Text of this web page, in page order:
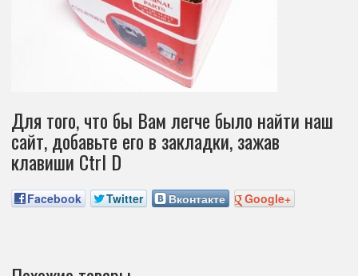
Для того, что бы Вам легче было найти наш
сайт, добавьте его в закладки, зажав
клавиши Ctrl D
Facebook Twitter Вконтакте Google+